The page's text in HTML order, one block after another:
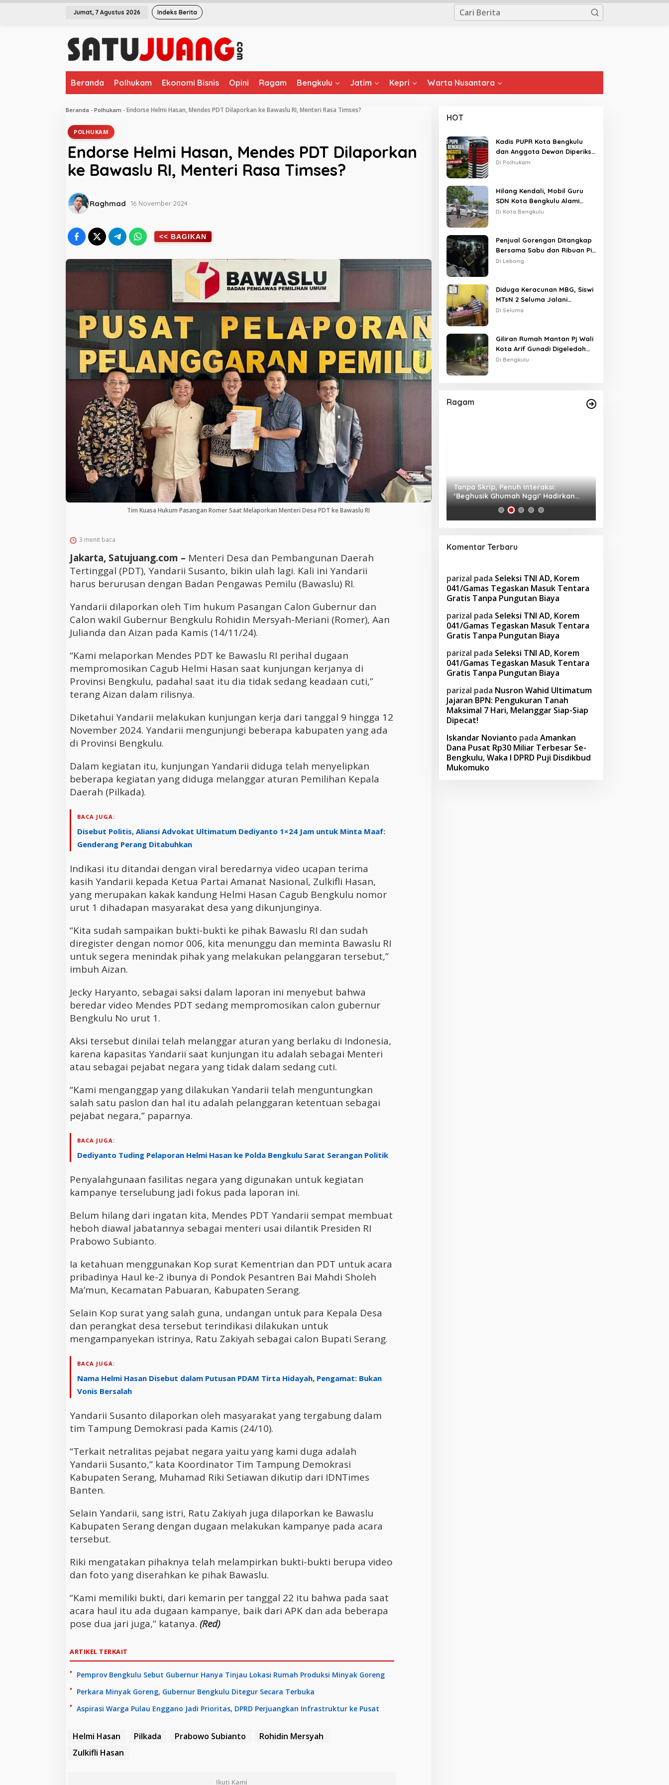
L
Jumat, 7 Agustus 2026 Indeks Berita
Beranda Polhukam Ekonomi Bisnis Opini Ragam Bengkulu Jatim Kepri Warta Nusantara
Beranda - Polhukam - Endorse Helmi Hasan, Mendes PDT Dilaporkan ke Bawaslu RI, Menteri Rasa Timses?
POLHUKAM
Endorse Helmi Hasan, Mendes PDT Dilaporkan
ke Bawaslu RI, Menteri Rasa Timses?
Raghmad 16 November 2024
Tim Kuasa Hukum Pasangan Romer Saat Melaporkan Menteri Desa PDT ke Bawaslu RI
3 menit baca
Jakarta, Satujuang.com – Menteri Desa dan Pembangunan Daerah
Tertinggal (PDT), Yandarii Susanto, bikin ulah lagi. Kali ini Yandarii
harus berurusan dengan Badan Pengawas Pemilu (Bawaslu) RI.
Yandarii dilaporkan oleh Tim hukum Pasangan Calon Gubernur dan
Calon wakil Gubernur Bengkulu Rohidin Mersyah-Meriani (Romer), Aan
Julianda dan Aizan pada Kamis (14/11/24).
“Kami melaporkan Mendes PDT ke Bawaslu RI perihal dugaan
mempromosikan Cagub Helmi Hasan saat kunjungan kerjanya di
Provinsi Bengkulu, padahal saat itu dia tidak sedang keadaan cuti,”
terang Aizan dalam rilisnya.
Diketahui Yandarii melakukan kunjungan kerja dari tanggal 9 hingga 12
November 2024. Yandarii mengunjungi beberapa kabupaten yang ada
di Provinsi Bengkulu.
Dalam kegiatan itu, kunjungan Yandarii diduga telah menyelipkan
beberapa kegiatan yang diduga melanggar aturan Pemilihan Kepala
Daerah (Pilkada).
BACA JUGA:
Disebut Politis, Aliansi Advokat Ultimatum Dediyanto 1×24 Jam untuk Minta Maaf:
Genderang Perang Ditabuhkan
Indikasi itu ditandai dengan viral beredarnya video ucapan terima
kasih Yandarii kepada Ketua Partai Amanat Nasional, Zulkifli Hasan,
yang merupakan kakak kandung Helmi Hasan Cagub Bengkulu nomor
urut 1 dihadapan masyarakat desa yang dikunjunginya.
“Kita sudah sampaikan bukti-bukti ke pihak Bawaslu RI dan sudah
diregister dengan nomor 006, kita menunggu dan meminta Bawaslu RI
untuk segera menindak pihak yang melakukan pelanggaran tersebut,”
imbuh Aizan.
Jecky Haryanto, sebagai saksi dalam laporan ini menyebut bahwa
beredar video Mendes PDT sedang mempromosikan calon gubernur
Bengkulu No urut 1.
Aksi tersebut dinilai telah melanggar aturan yang berlaku di Indonesia,
karena kapasitas Yandarii saat kunjungan itu adalah sebagai Menteri
atau sebagai pejabat negara yang tidak dalam sedang cuti.
“Kami menganggap yang dilakukan Yandarii telah menguntungkan
salah satu paslon dan hal itu adalah pelanggaran ketentuan sebagai
pejabat negara,” paparnya.
BACA JUGA:
Dediyanto Tuding Pelaporan Helmi Hasan ke Polda Bengkulu Sarat Serangan Politik
Penyalahgunaan fasilitas negara yang digunakan untuk kegiatan
kampanye terselubung jadi fokus pada laporan ini.
Belum hilang dari ingatan kita, Mendes PDT Yandarii sempat membuat
heboh diawal jabatannya sebagai menteri usai dilantik Presiden RI
Prabowo Subianto.
Ia ketahuan menggunakan Kop surat Kementrian dan PDT untuk acara
pribadinya Haul ke-2 ibunya di Pondok Pesantren Bai Mahdi Sholeh
Ma’mun, Kecamatan Pabuaran, Kabupaten Serang.
Selain Kop surat yang salah guna, undangan untuk para Kepala Desa
dan perangkat desa tersebut terindikasi dilakukan untuk
mengampanyekan istrinya, Ratu Zakiyah sebagai calon Bupati Serang.
BACA JUGA:
Nama Helmi Hasan Disebut dalam Putusan PDAM Tirta Hidayah, Pengamat: Bukan
Vonis Bersalah
Yandarii Susanto dilaporkan oleh masyarakat yang tergabung dalam
tim Tampung Demokrasi pada Kamis (24/10).
“Terkait netralitas pejabat negara yaitu yang kami duga adalah
Yandarii Susanto,” kata Koordinator Tim Tampung Demokrasi
Kabupaten Serang, Muhamad Riki Setiawan dikutip dari IDNTimes
Banten.
Selain Yandarii, sang istri, Ratu Zakiyah juga dilaporkan ke Bawaslu
Kabupaten Serang dengan dugaan melakukan kampanye pada acara
tersebut.
Riki mengatakan pihaknya telah melampirkan bukti-bukti berupa video
dan foto yang diserahkan ke pihak Bawaslu.
“Kami memiliki bukti, dari kemarin per tanggal 22 itu bahwa pada saat
acara haul itu ada dugaan kampanye, baik dari APK dan ada beberapa
pose dua jari juga,” katanya. (Red)
ARTIKEL TERKAIT
Pemprov Bengkulu Sebut Gubernur Hanya Tinjau Lokasi Rumah Produksi Minyak Goreng
Perkara Minyak Goreng, Gubernur Bengkulu Ditegur Secara Terbuka
Aspirasi Warga Pulau Enggano Jadi Prioritas, DPRD Perjuangkan Infrastruktur ke Pusat
Helmi Hasan Pilkada Prabowo Subianto
Rohidin Mersyah
Zulkifli Hasan
Ikuti Kami
HOT
Kadis PUPR Kota Bengkulu
dan Anggota Dewan Diperiksa
KPK Hari Ini
Di Polhukam
Hilang Kendali, Mobil Guru
SDN Kota Bengkulu Alami
Tabrakan Beruntun di Lampu
Di Kota Bengkulu
Penjual Gorengan Ditangkap
Bersama Sabu dan Ribuan Pil,
Nama Oknum APH Disebut
Di Lebong
Diduga Keracunan MBG, Siswi
MTsN 2 Seluma Jalani
Perawatan Intensif di RSUD
Di Seluma
Giliran Rumah Mantan Pj Wali
Kota Arif Gunadi Digeledah
KPK, Sinyal Pengusutan
Di Bengkulu
Ragam
Cara Efektif Mengelola Waktu untuk
Produktivitas Maksimal
Tanpa Skrip, Penuh Interaksi:
‘Beghusik Ghumah Nggi’ Hadirkan
Ruang Digital Seperti Rumah Sendiri
Komentar Terbaru
parizal pada Seleksi TNI AD, Korem
041/Gamas Tegaskan Masuk Tentara
Gratis Tanpa Pungutan Biaya
parizal pada Seleksi TNI AD, Korem
041/Gamas Tegaskan Masuk Tentara
Gratis Tanpa Pungutan Biaya
parizal pada Seleksi TNI AD, Korem
041/Gamas Tegaskan Masuk Tentara
Gratis Tanpa Pungutan Biaya
parizal pada Nusron Wahid Ultimatum
Jajaran BPN: Pengukuran Tanah
Maksimal 7 Hari, Melanggar Siap-Siap
Dipecat!
Iskandar Novianto pada Amankan
Dana Pusat Rp30 Miliar Terbesar Se-
Bengkulu, Waka I DPRD Puji Disdikbud
Mukomuko